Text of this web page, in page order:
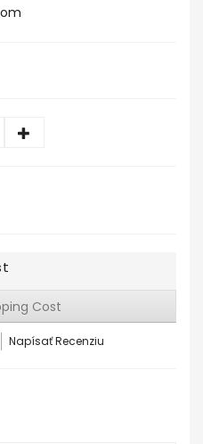
Cost
Napísať Recenziu